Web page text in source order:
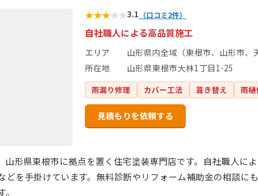
★★★★★3.1 （口コミ2件）
自社職人による高品質施工
エリア
山形県内全域（東根市、山形市、
所在地
山形県東根市大林1丁目1-25
雨漏り修理 カバー工法 葺き替え 雨樋
見積もりを依頼する
山形県東根市に拠点を置く住宅塗装専門店です。自社職人に
どを手掛けています。無料診断やリフォーム補助金の相談に